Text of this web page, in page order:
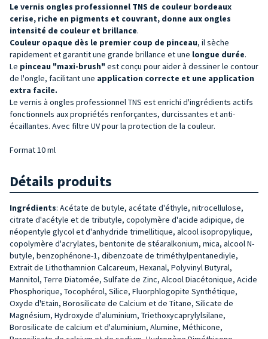
Le vernis ongles professionnel TNS de couleur bordeaux
cerise, riche en pigments et couvrant, donne aux ongles
intensité de couleur et brillance.
Couleur opaque dès le premier coup de pinceau, il sèche
rapidement et garantit une grande brillance et une longue durée.
Le pinceau "maxi-brush" est conçu pour aider à dessiner le contour
de l'ongle, facilitant une application correcte et une application
extra facile.
Le vernis à ongles professionnel TNS est enrichi d'ingrédients actifs
fonctionnels aux propriétés renforçantes, durcissantes et anti-
écaillantes. Avec filtre UV pour la protection de la couleur.
Format 10 ml
Détails produits
Ingrédients: Acétate de butyle, acétate d'éthyle, nitrocellulose,
citrate d'acétyle et de tributyle, copolymère d'acide adipique, de
néopentyle glycol et d'anhydride trimellitique, alcool isopropylique,
copolymère d'acrylates, bentonite de stéaralkonium, mica, alcool N-
butyle, benzophénone-1, dibenzoate de triméthylpentanediyle,
Extrait de Lithothamnion Calcareum, Hexanal, Polyvinyl Butyral,
Mannitol, Terre Diatomée, Sulfate de Zinc, Alcool Diacétonique, Acide
Phosphorique, Tocophérol, Silice, Fluorphlogopite Synthétique,
Oxyde d'Etain, Borosilicate de Calcium et de Titane, Silicate de
Magnésium, Hydroxyde d'aluminium, Triethoxycaprylylsilane,
Borosilicate de calcium et d'aluminium, Alumine, Méthicone,